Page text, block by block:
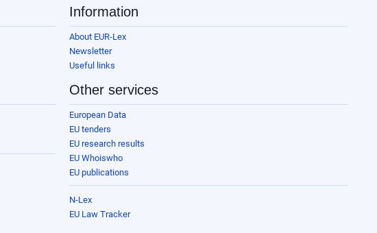
Information
About EUR-Lex
Newsletter
Useful links
Other services
European Data
EU tenders
EU research results
EU Whoiswho
EU publications
N-Lex
EU Law Tracker